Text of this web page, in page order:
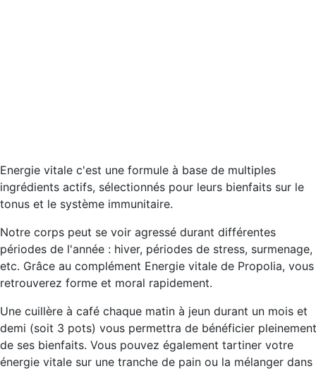
Energie vitale c'est une formule à base de multiples
ingrédients actifs, sélectionnés pour leurs bienfaits sur le
tonus et le système immunitaire.
Notre corps peut se voir agressé durant différentes
périodes de l'année : hiver, périodes de stress, surmenage,
etc. Grâce au complément Energie vitale de Propolia, vous
retrouverez forme et moral rapidement.
Une cuillère à café chaque matin à jeun durant un mois et
demi (soit 3 pots) vous permettra de bénéficier pleinement
de ses bienfaits. Vous pouvez également tartiner votre
énergie vitale sur une tranche de pain ou la mélanger dans